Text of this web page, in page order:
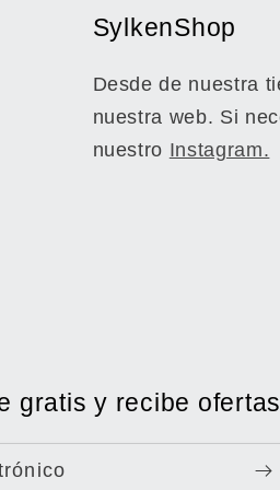
SylkenShop
Desde de nuestra
nuestra web. Si
nuestro Instagram.
gratis y recibe ofertas